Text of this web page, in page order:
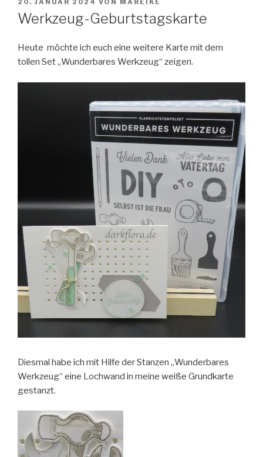
AM
20. JANUAR 2024 VON MAREIKE
Werkzeug-Geburtstagskarte
Heute möchte ich euch eine weitere Karte mit dem
tollen Set „Wunderbares Werkzeug“ zeigen.
Diesmal habe ich mit Hilfe der Stanzen „Wunderbares
Werkzeug“ eine Lochwand in meine weiße Grundkarte
gestanzt.